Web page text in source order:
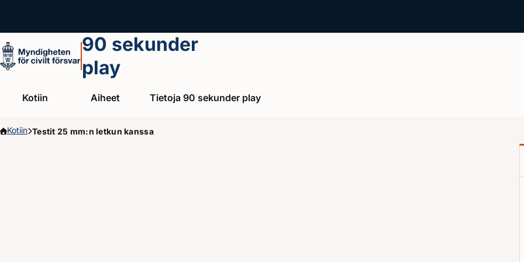
90 sekunder
play
Kotiin Aiheet Tietoja 90 sekunder play
Kotiin Testit 25 mm:n letkun kanssa